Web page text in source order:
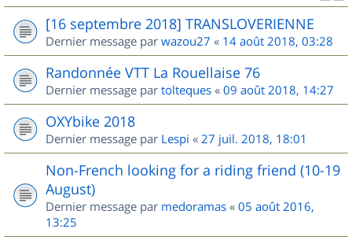
[16 septembre 2018] TRANSLOVERIENNE
Dernier message par wazou27 « 14 août 2018, 03:28
Randonnée VTT La Rouellaise 76
Dernier message par tolteques « 09 août 2018, 14:27
OXYbike 2018
Dernier message par Lespi « 27 juil. 2018, 18:01
Non-French looking for a riding friend (10-19
August)
Dernier message par medoramas « 05 août 2016,
13:25